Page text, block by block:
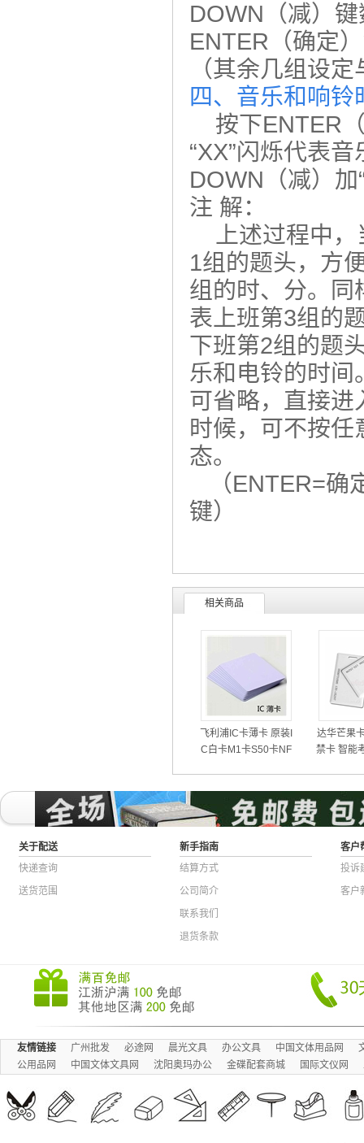
DOWN（减）
ENTER（确定
（其余几组设
四、音乐和响铃
按下ENTER
“XX”闪烁代表
DOWN（减）加
注 解：
上述过程中，
1组的题头，方
组的时、分。
表上班第3组的
下班第2组的题
乐和电铃的时间
可省略，直接进
时候，可不按
态。
（ENTER=确
键）
相关商品
飞利浦IC卡薄卡 原装I
C白卡M1卡S50卡NF
达华芒果
禁卡 智能
关于配送
快递查询
送货范围
新手指南
结算方式
公司简介
联系我们
退货条款
客户
投诉
客户
友情链接 广州批发 必途网 晨光文具 办公文具 中国文体用品网
公用品网
中国文体文具网 沈阳奥玛办公 金碟配套商城 国际文仪网